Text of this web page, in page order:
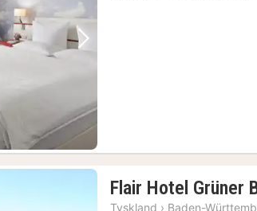
Næste billede
Flair Hotel Grüner
Tyskland › Baden-